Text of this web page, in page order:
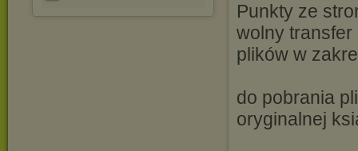
Punkty ze
wolny
plików w
do pobrania
oryginalnej